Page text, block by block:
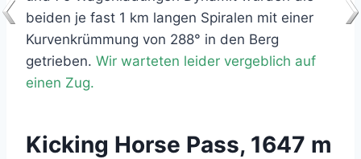
beiden je fast 1 km langen Spiralen mit einer
Kurvenkrümmung von 288° in den Berg
getrieben. Wir warteten leider vergeblich auf
einen Zug.
Kicking Horse Pass, 1647 m